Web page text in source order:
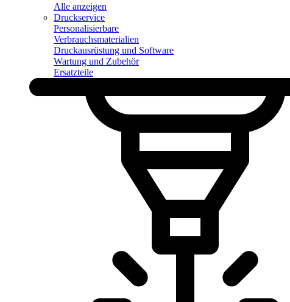
Alle anzeigen
Druckservice
Personalisierbare
Verbrauchsmaterialien
Druckausrüstung und Software
Wartung und Zubehör
Ersatzteile